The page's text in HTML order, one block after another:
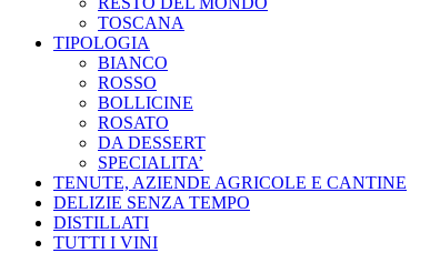
TOSCANA
TIPOLOGIA
BIANCO
ROSSO
BOLLICINE
ROSATO
DA DESSERT
SPECIALITA’
TENUTE, AZIENDE AGRICOLE E CANTINE
DELIZIE SENZA TEMPO
DISTILLATI
TUTTI I VINI